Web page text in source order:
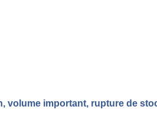
volume important, rupture de